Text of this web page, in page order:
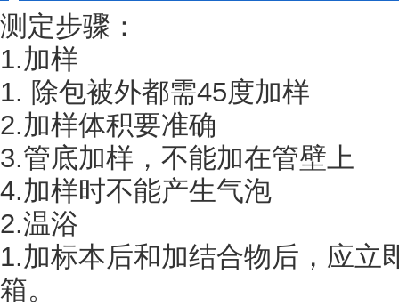
测定步骤：
1.加样
1. 除包被外都需45度加样
2.加样体积要准确
3.管底加样，不能加在管壁上
4.加样时不能产生气泡
2.温浴
1.加标本后和加结合物后，应立
箱。